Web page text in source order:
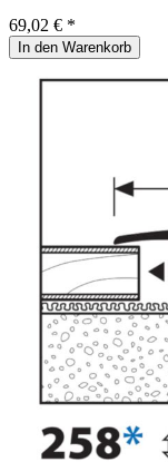
69,02 € *
In den Warenkorb